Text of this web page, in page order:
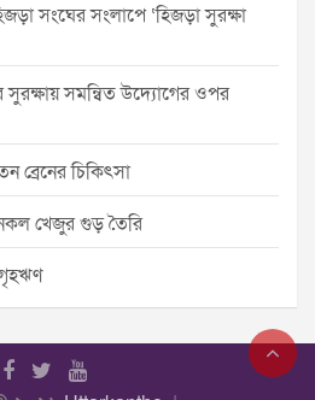
সংঘের সংলাপে ‘হিজড়া সুরক্ষা
সুরক্ষায় সমন্বিত উদ্যোগের ওপর
চিকিৎসা
নকল খেজুর গুড় তৈরি
গৃহঋণ